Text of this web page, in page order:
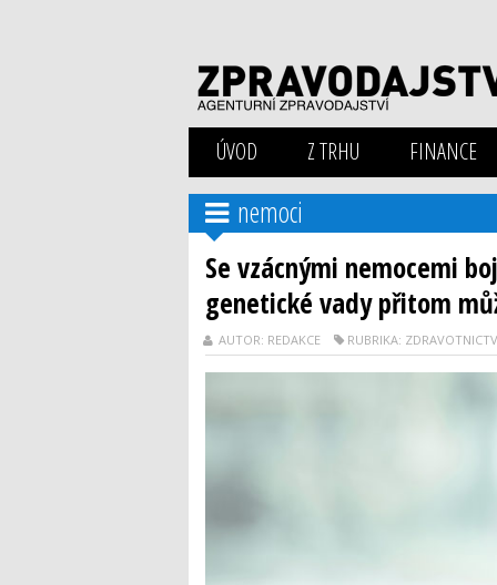
ÚVOD Z TRHU FINANCE
nemoci
Se vzácnými nemocemi
genetické vady přitom
AUTOR: REDAKCE RUBRIKA: